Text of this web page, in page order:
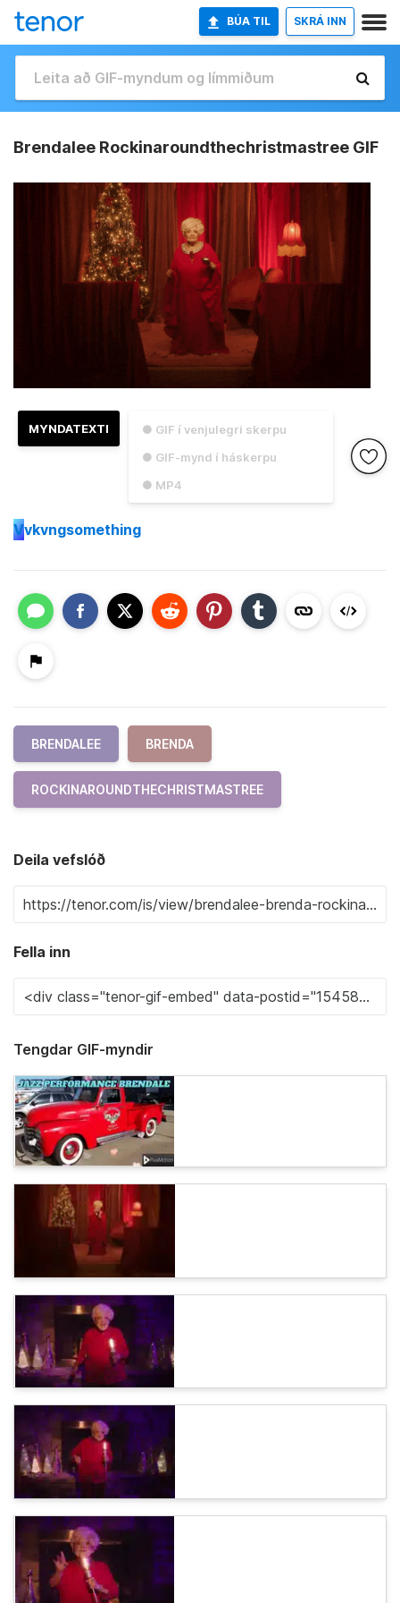
BÚA TIL SKRÁ INN
Brendalee Rockinaroundthechristmastree GIF
● GIF í venjulegri skerpu
● GIF-mynd í háskerpu
● MP4
MYNDATEXTI
Vvkvngsomething
BRENDALEE BRENDA
ROCKINAROUNDTHECHRISTMASTREE
Deila vefslóð
Fella inn
Tengdar GIF-myndir